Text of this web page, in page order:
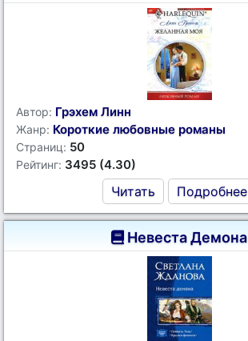
Автор: Грэхем Линн
Жанр: Короткие любовные романы
Страниц: 50
Рейтинг: 3495 (4.30)
Читать Подробнее
Невеста Демона